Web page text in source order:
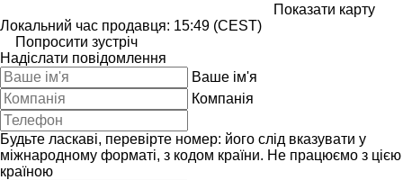
Показати карту
Локальний час продавця: 15:49 (CEST)
Попросити зустріч
Надіслати повідомлення
Ваше ім'я
Компанія
Будьте ласкаві, перевірте номер: його слід вказувати у
міжнародному форматі, з кодом країни. Не працюємо з цією
країною